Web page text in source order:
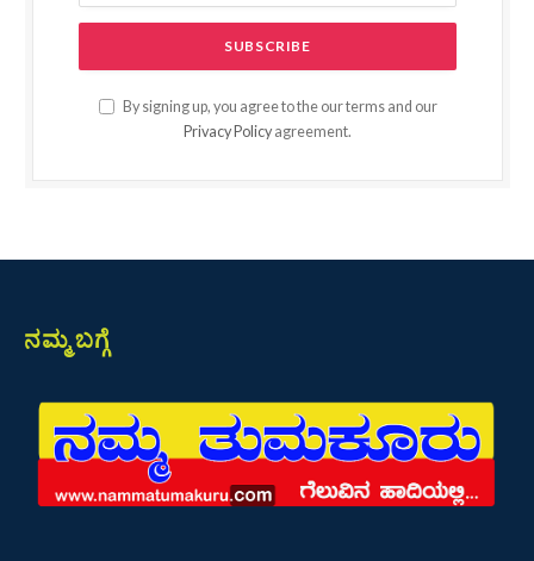
By signing up, you agree to the our terms and our
Privacy Policy agreement.
ನಮ್ಮ ಬಗ್ಗೆ